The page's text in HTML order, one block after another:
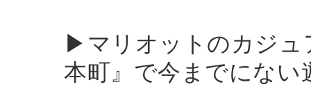
▶︎マリオットのカジュ
本町』で今までにない